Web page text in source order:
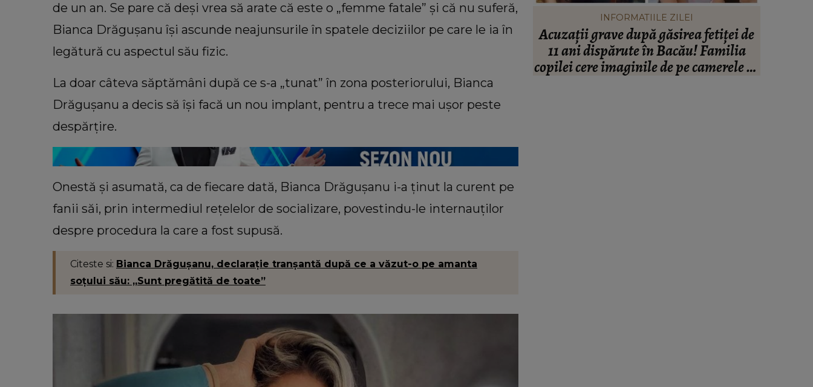
de un an. Se pare că deși vrea să arate că este o „femme fatale” și că nu suferă,
Bianca Drăgușanu își ascunde neajunsurile în spatele deciziilor pe care le ia în
legătură cu aspectul său fizic.
La doar câteva săptămâni după ce s-a „tunat” în zona posteriorului, Bianca
Drăgușanu a decis să își facă un nou implant, pentru a trece mai ușor peste
despărțire.
Onestă și asumată, ca de fiecare dată, Bianca Drăgușanu i-a ținut la curent pe
fanii săi, prin intermediul rețelelor de socializare, povestindu-le internauților
despre procedura la care a fost supusă.
Citeste si: Bianca Drăgușanu, declarație tranșantă după ce a văzut-o pe amanta
soțului său: „Sunt pregătită de toate”
VEDETE
Cum a descoperit Alina Pușcău boala.
Vedeta a făcut mărturisiri
să vă fie milă de mine.”
INFORMATIILE ZILEI
Când vor putea intra locatarii în blocul
anunțul: „Partea de deasupra zonei
afectate va fi...”
INFORMATIILE ZILEI
Acuzații grave după găsirea fetiței de
11 ani dispărute în Bacău! Familia
copilei cere imaginile de pe camerele de